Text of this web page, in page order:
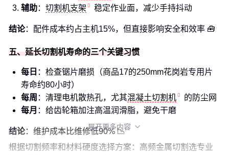
辅助： 切割机支架 稳定作业面，减少手持抖动
结论：配件成本约占主机15%，但直接影响安全和效率 🧰
五、延长切割机寿命的三个关键习惯
每日 ：检查锯片磨损（商品17的250mm花岗岩专用片
寿命约80小时）
每周 ：清理电机散热孔，尤其混凝土切割机
的防尘网
每月 ：给齿轮箱加注高温润滑脂，避免干磨
结论：维护成本比维修低90% 📉
根据切割频率和材料硬度选择方案：高频金属切割选专业
展开更多内容 